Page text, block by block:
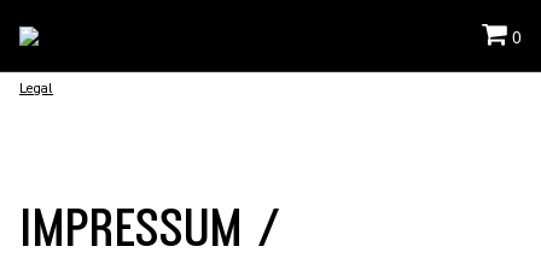
0
Legal
IMPRESSUM /